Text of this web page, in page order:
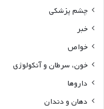
چشم پزشکی
خبر
خواص
خون، سرطان و آنکولوژی
داروها
دهان و دندان